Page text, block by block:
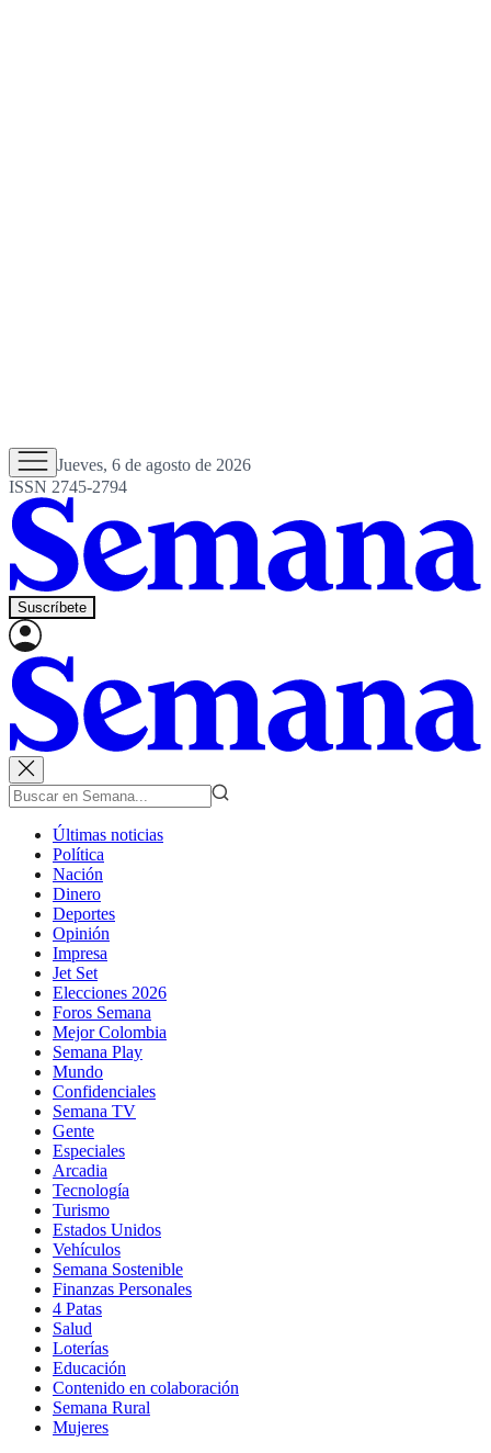
Jueves, 6 de agosto de 2026
ISSN 2745-2794
Suscríbete
Últimas noticias
Política
Nación
Dinero
Deportes
Opinión
Impresa
Jet Set
Elecciones 2026
Foros Semana
Mejor Colombia
Semana Play
Mundo
Confidenciales
Semana TV
Gente
Especiales
Arcadia
Tecnología
Turismo
Estados Unidos
Vehículos
Semana Sostenible
Finanzas Personales
4 Patas
Salud
Loterías
Educación
Contenido en colaboración
Semana Rural
Mujeres